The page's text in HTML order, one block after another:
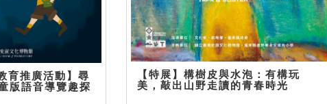
育推廣活動】尋
版語音導覽趣探
【特展】構樹皮與水泡：有構玩
美，敲出山野走讀的青春時光